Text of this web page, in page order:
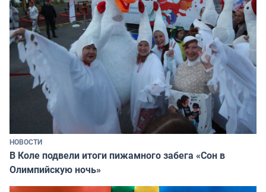
НОВОСТИ
В Коле подвели итоги пижамного забега «Сон в
Олимпийскую ночь»